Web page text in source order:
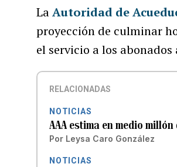
LaAutoridad de
proyección de culminar
el servicio a los
RELACIONADAS
NOTICIAS
AAA estima en medio
Por Leysa Caro González
NOTICIAS